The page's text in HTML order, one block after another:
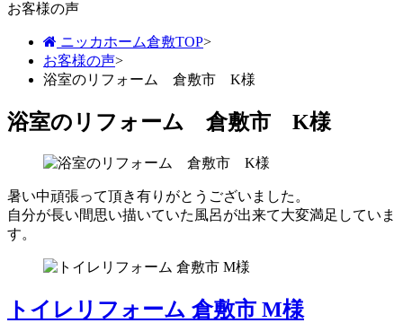
お客様の声
ニッカホーム倉敷TOP>
お客様の声>
浴室のリフォーム 倉敷市 K様
浴室のリフォーム 倉敷市 K様
暑い中頑張って頂き有りがとうございました。
自分が長い間思い描いていた風呂が出来て大変満足していま
す。
トイレリフォーム 倉敷市 M様